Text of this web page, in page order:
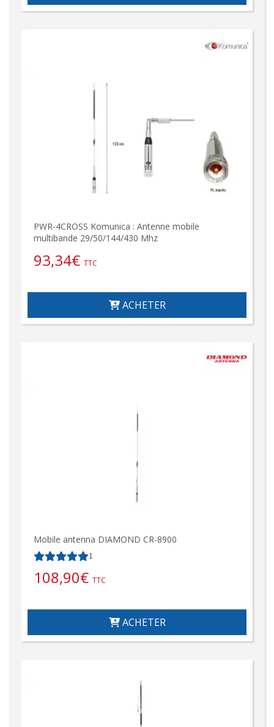
PWR-4CROSS Komunica : Antenne mobile
multibande 29/50/144/430 Mhz
93,34€ TTC
ACHETER
Mobile antenna DIAMOND CR-8900
1
108,90€ TTC
ACHETER